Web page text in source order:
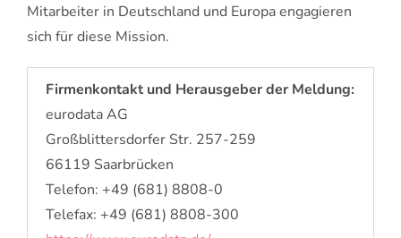
Mitarbeiter in Deutschland und Europa engagieren
sich für diese Mission.
Firmenkontakt und Herausgeber der Meldung:
eurodata AG
Großblittersdorfer Str. 257-259
66119 Saarbrücken
Telefon: +49 (681) 8808-0
Telefax: +49 (681) 8808-300